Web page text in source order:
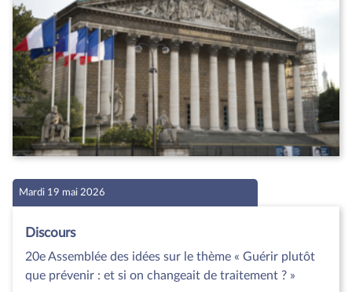
Mardi 19 mai 2026
Discours
20e Assemblée des idées sur le thème « Guérir plutôt
que prévenir : et si on changeait de traitement ? »